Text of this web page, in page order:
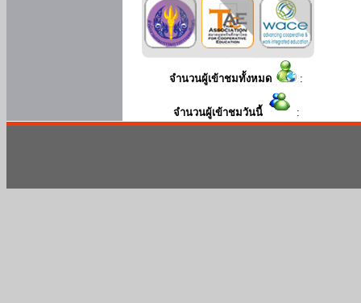
จำนวนผู้เข้าชมทั้งหมด :
จำนวนผู้เข้าชมวันนี้ :